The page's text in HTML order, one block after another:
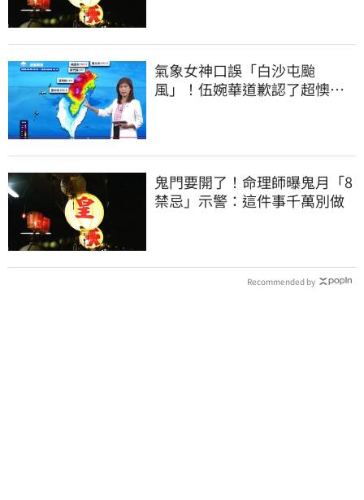
氣象女神口誤「白沙屯颱
風」！伍婉華道歉認了超懊
鬼門要開了！命理師曝鬼月「8
禁忌」示警：這件事千萬別做
Recommended by